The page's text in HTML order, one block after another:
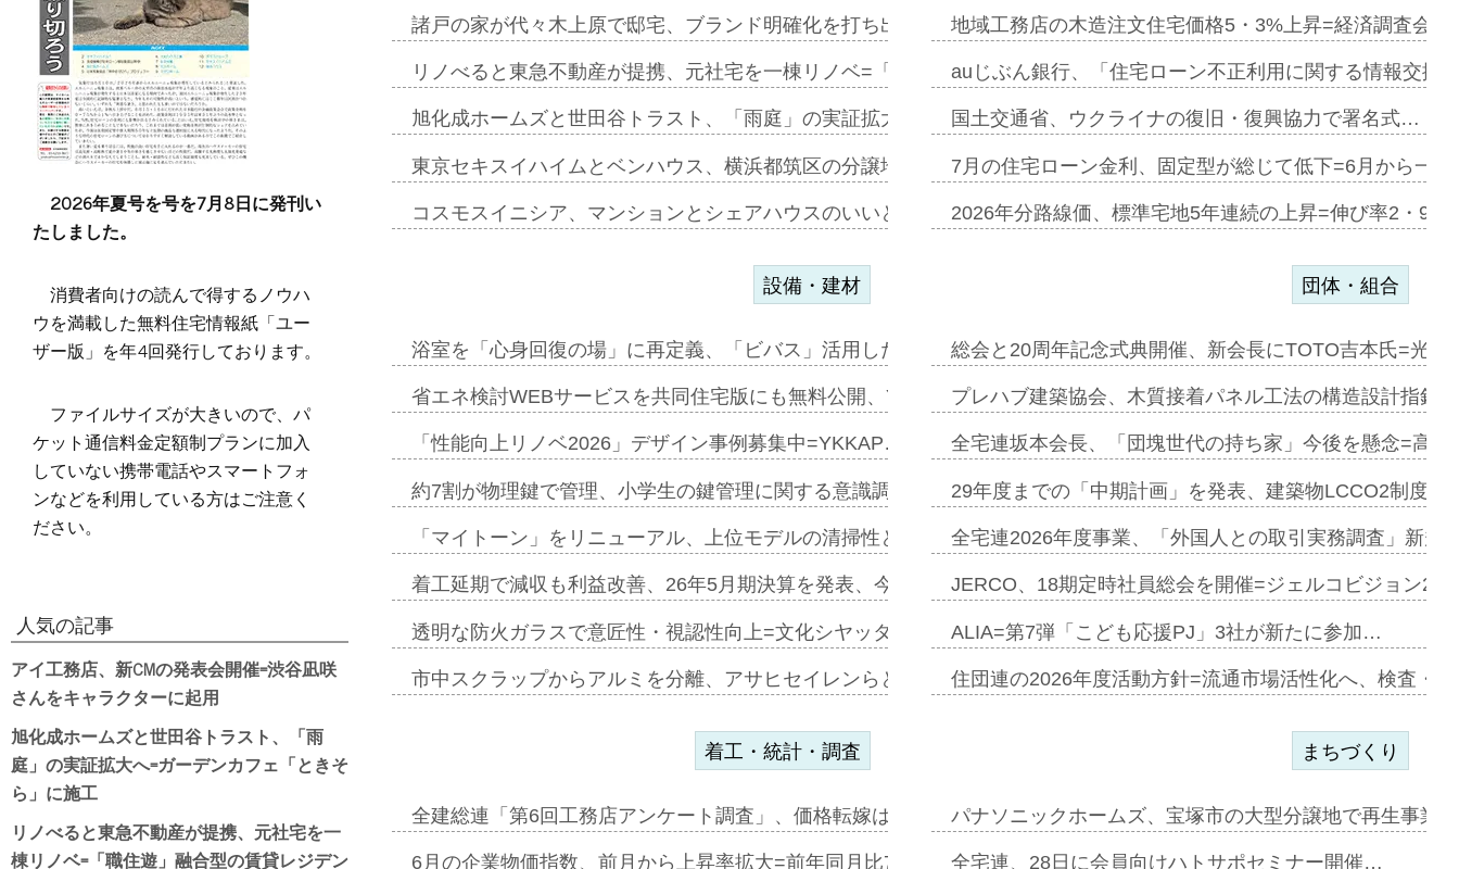
諸戸の家が代々木上原で邸宅、ブランド明確化を打ち出す=年内にも城南エ…
リノべると東急不動産が提携、元社宅を一棟リノベ=「職住遊」融合型の賃…
旭化成ホームズと世田谷トラスト、「雨庭」の実証拡大へ=ガーデンカフェ…
東京セキスイハイムとベンハウス、横浜都筑区の分譲地開発で初協業=お互…
コスモスイニシア、マンションとシェアハウスのいいとこどりのコリビング…
地域工務店の木造注文住宅価格5・3%上昇=経済調査会
auじぶん銀行、「住宅ローン不正利用に関する情報交換
国土交通省、ウクライナの復旧・復興協力で署名式…
7月の住宅ローン金利、固定型が総じて低下=6月から一
2026年分路線価、標準宅地5年連続の上昇=伸び率2・
設備・建材
浴室を「心身回復の場」に再定義、「ビバス」活用した新入浴法を提案=P…
省エネ検討WEBサービスを共同住宅版にも無料公開、YKKAPとワンビ…
「性能向上リノベ2026」デザイン事例募集中=YKKAP…
約7割が物理鍵で管理、小学生の鍵管理に関する意識調査=Nature…
「マイトーン」をリニューアル、上位モデルの清掃性と安全性追加=リンナ…
着工延期で減収も利益改善、26年5月期決算を発表、今期は増収見込む=…
透明な防火ガラスで意匠性・視認性向上=文化シヤッター…
市中スクラップからアルミを分離、アサヒセイレンらと協働開発開始=三協…
団体・組合
総会と20周年記念式典開催、新会長にTOTO吉本氏=光
プレハブ建築協会、木質接着パネル工法の構造設計指針
全宅連坂本会長、「団塊世代の持ち家」今後を懸念=高
29年度までの「中期計画」を発表、建築物LCCO2制度
全宅連2026年度事業、「外国人との取引実務調査」新規
JERCO、18期定時社員総会を開催=ジェルコビジョン
ALIA=第7弾「こども応援PJ」3社が新たに参加…
住団連の2026年度活動方針=流通市場活性化へ、検査・
着工・統計・調査
全建総連「第6回工務店アンケート調査」、価格転嫁は十分に進まず=「物…
6月の企業物価指数、前月から上昇率拡大=前年同月比7・1%上昇…
まちづくり
パナソニックホームズ、宝塚市の大型分譲地で再生事業
全宅連、28日に会員向けハトサポセミナー開催…
2026年夏号を号を7月8日に発刊い
たしました。
消費者向けの読んで得するノウハ
ウを満載した無料住宅情報紙「ユー
ザー版」を年4回発行しております。
ファイルサイズが大きいので、パ
ケット通信料金定額制プランに加入
していない携帯電話やスマートフォ
ンなどを利用している方はご注意く
ださい。
人気の記事
アイ工務店、新CMの発表会開催=渋谷凪咲
さんをキャラクターに起用
旭化成ホームズと世田谷トラスト、「雨
庭」の実証拡大へ=ガーデンカフェ「ときそ
ら」に施工
リノべると東急不動産が提携、元社宅を一
棟リノベ=「職住遊」融合型の賃貸レジデン